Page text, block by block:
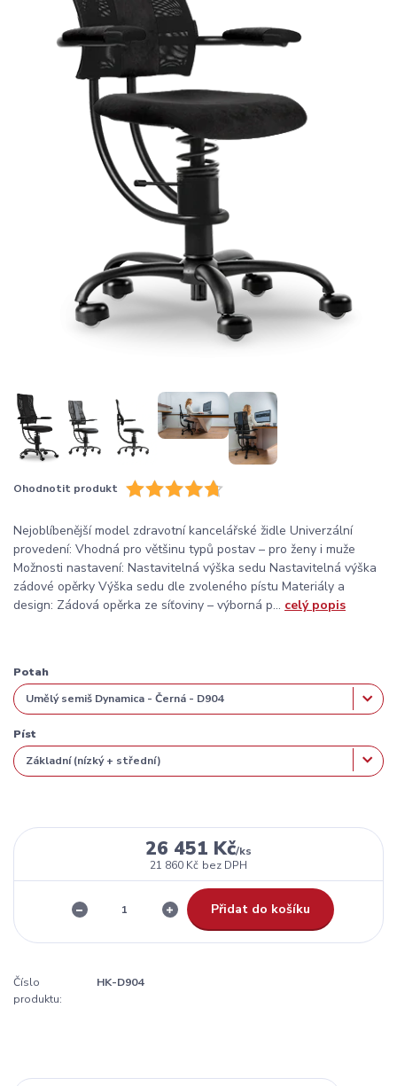
Ohodnotit produkt
Nejoblíbenější model zdravotní kancelářské židle Univerzální
provedení: Vhodná pro většinu typů postav – pro ženy i muže
Možnosti nastavení: Nastavitelná výška sedu Nastavitelná výška
zádové opěrky Výška sedu dle zvoleného pístu Materiály a
design: Zádová opěrka ze síťoviny – výborná p... celý popis
Potah
Píst
26 451 Kč/ks
21 860 Kč bez DPH
Přidat do košíku
Číslo
produktu:
HK-D904